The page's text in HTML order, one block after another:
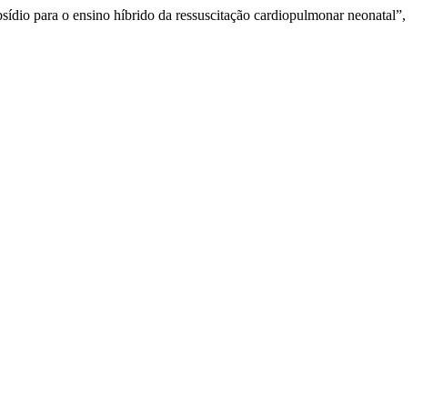
para o ensino híbrido da ressuscitação cardiopulmonar neonatal”,